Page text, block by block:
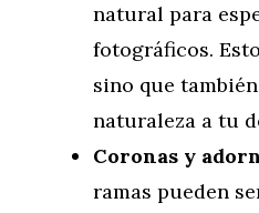
natural para
fotográficos.
sino que
naturaleza a tu
Coronas y
ramas pueden